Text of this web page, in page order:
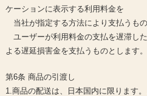
ケーションに表示する利用料金を
当社が指定する方法により支払うもの
ユーザーが利用料金の支払を遅滞し
よる遅延損害金を支払うものとします。
第6条 商品の引渡し
1.商品の配送は、日本国内に限ります